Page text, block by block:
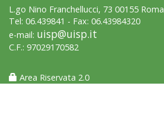
L.go Nino Franchellucci, 73 00155 Roma
Tel: 06.439841 - Fax: 06.43984320
e-mail: uisp@uisp.it
C.F.: 97029170582
Area Riservata 2.0